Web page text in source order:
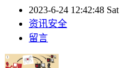
2023-6-24 12:42:48 Sat
资讯安全
留言